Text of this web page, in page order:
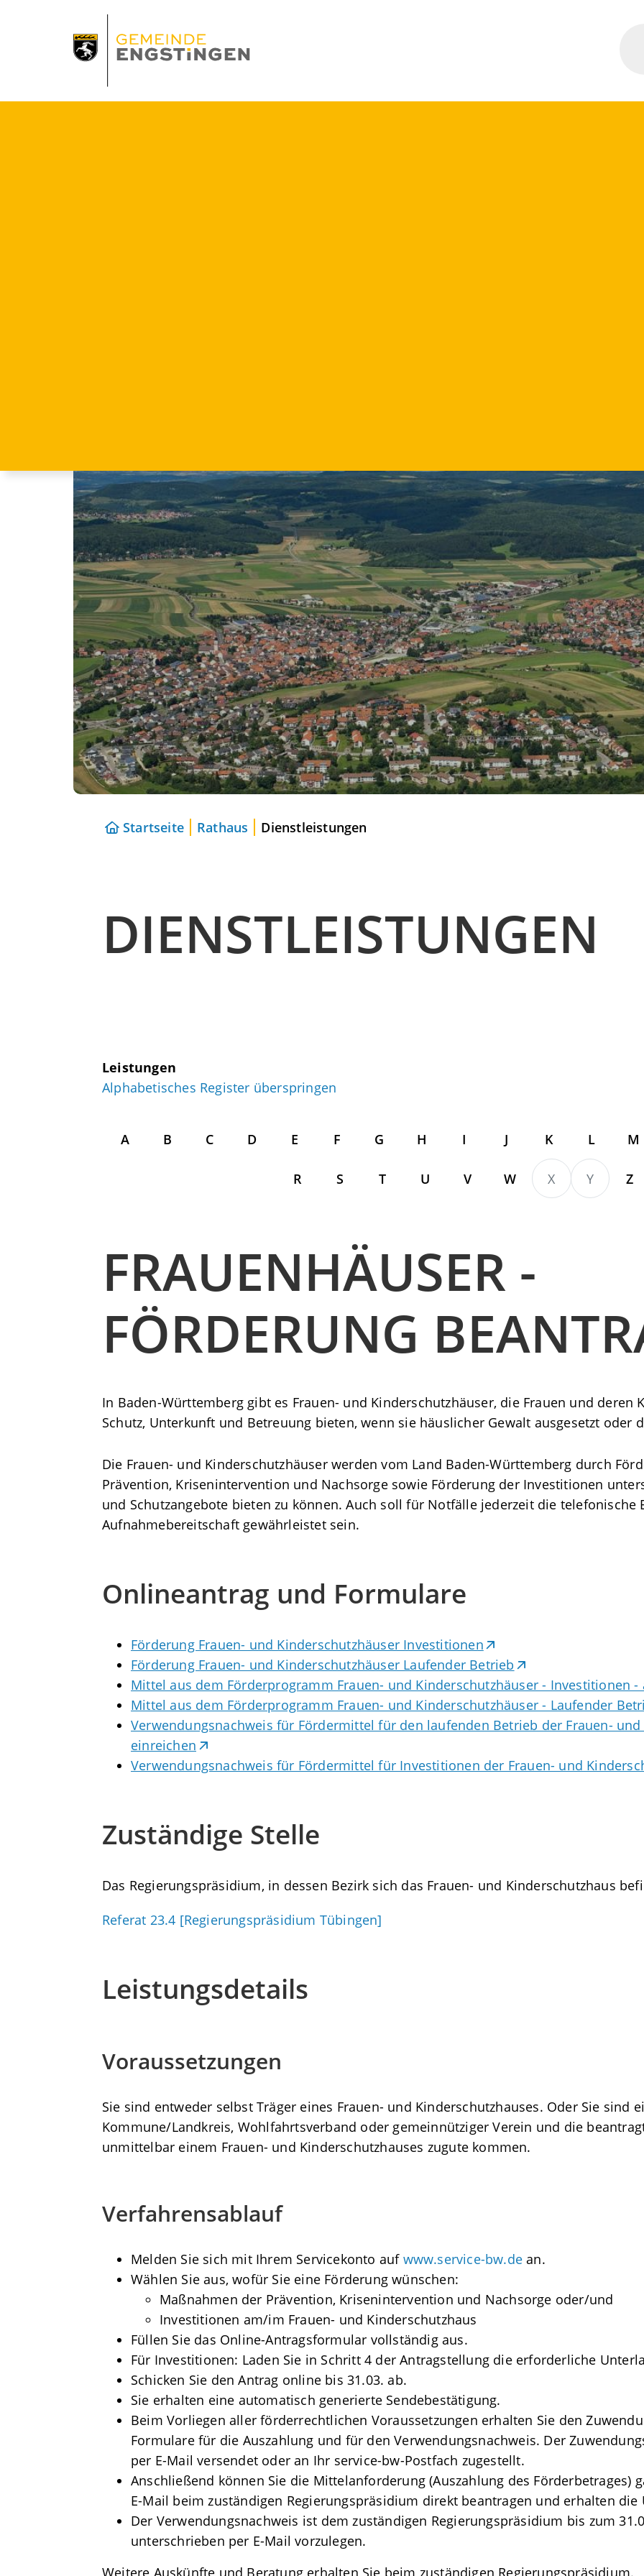
Startseite Rathaus Dienstleistungen
DIENSTLEISTUNGEN
Leistungen
Alphabetisches Register überspringen
A B C D E F G H I J K L M
R S T U V W X Y Z
FRAUENHÄUSER -
FÖRDERUNG
In Baden-Württemberg gibt es Frauen- und Kinderschutzhäuser, die Frauen und deren
Schutz, Unterkunft und Betreuung bieten, wenn sie häuslicher Gewalt ausgesetzt oder
Die Frauen- und Kinderschutzhäuser werden vom Land Baden-Württemberg durch
Prävention, Krisenintervention und Nachsorge sowie Förderung der Investitionen
und Schutzangebote bieten zu können. Auch soll für Notfälle jederzeit die telefonische
Aufnahmebereitschaft gewährleistet sein.
Onlineantrag und Formulare
Förderung Frauen- und Kinderschutzhäuser Investitionen
Förderung Frauen- und Kinderschutzhäuser Laufender Betrieb
Mittel aus dem Förderprogramm Frauen- und Kinderschutzhäuser - Investitionen -
Mittel aus dem Förderprogramm Frauen- und Kinderschutzhäuser - Laufender
Verwendungsnachweis für Fördermittel für den laufenden Betrieb der Frauen-
einreichen
Verwendungsnachweis für Fördermittel für Investitionen der Frauen- und
Zuständige Stelle
Das Regierungspräsidium, in dessen Bezirk sich das Frauen- und Kinderschutzhaus
Referat 23.4 [Regierungspräsidium Tübingen]
Leistungsdetails
Voraussetzungen
Sie sind entweder selbst Träger eines Frauen- und Kinderschutzhauses. Oder Sie sind
Kommune/Landkreis, Wohlfahrtsverband oder gemeinnütziger Verein und die
unmittelbar einem Frauen- und Kinderschutzhauses zugute kommen.
Verfahrensablauf
Melden Sie sich mit Ihrem Servicekonto aufwww.service-bw.de an.
Wählen Sie aus, wofür Sie eine Förderung wünschen:
Maßnahmen der Prävention, Krisenintervention und Nachsorge oder/und
Investitionen am/im Frauen- und Kinderschutzhaus
Füllen Sie das Online-Antragsformular vollständig aus.
Für Investitionen: Laden Sie in Schritt 4 der Antragstellung die erforderliche
Schicken Sie den Antrag online bis 31.03. ab.
Sie erhalten eine automatisch generierte Sendebestätigung.
Beim Vorliegen aller förderrechtlichen Voraussetzungen erhalten Sie den
Formulare für die Auszahlung und für den Verwendungsnachweis. Der
per E-Mail versendet oder an Ihr service-bw-Postfach zugestellt.
Anschließend können Sie die Mittelanforderung (Auszahlung des Förderbetrages)
E-Mail beim zuständigen Regierungspräsidium direkt beantragen und erhalten die
Der Verwendungsnachweis ist dem zuständigen Regierungspräsidium bis zum
unterschrieben per E-Mail vorzulegen.
Weitere Auskünfte und Beratung erhalten Sie beim zuständigen Regierungspräsidium.